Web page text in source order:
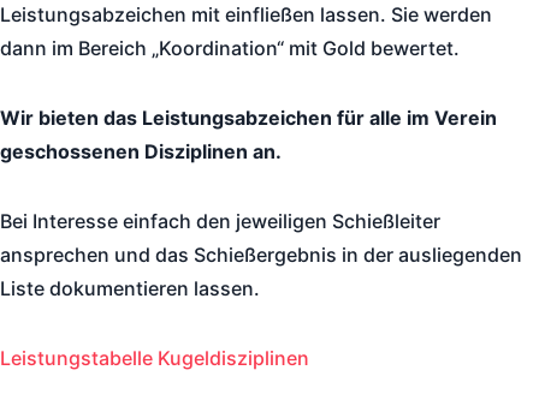
Leistungsabzeichen mit einfließen lassen. Sie werden
dann im Bereich „Koordination“ mit Gold bewertet.
Wir bieten das Leistungsabzeichen für alle im Verein
geschossenen Disziplinen an.
Bei Interesse einfach den jeweiligen Schießleiter
ansprechen und das Schießergebnis in der ausliegenden
Liste dokumentieren lassen.
Leistungstabelle Kugeldisziplinen